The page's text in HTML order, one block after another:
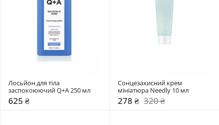
Лосьйон для тіла
625 ₴
Сонцезахисний крем
мініатюра Needly 10 мл
278 ₴ 320 ₴